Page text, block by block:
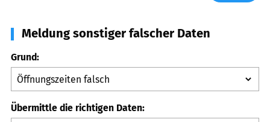
Meldung sonstiger falscher Daten
Grund:
Übermittle die richtigen Daten: